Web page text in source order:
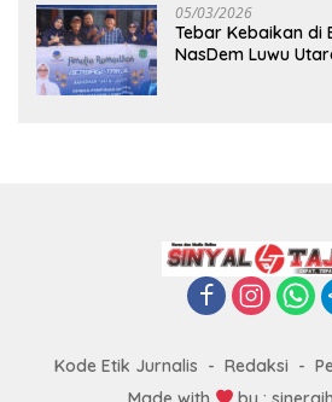
05/03/2026
Tebar Kebaikan di
NasDem Luwu
Kode Etik Jurnalis Redaksi